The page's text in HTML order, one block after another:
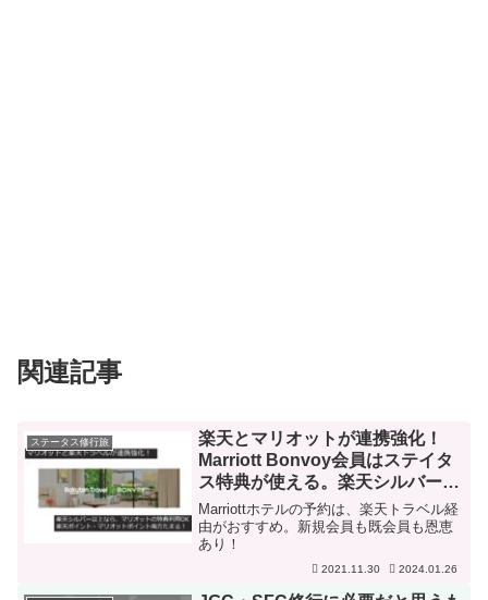
関連記事
ステータス修行旅
楽天とマリオットが連携強化！
Marriott Bonvoy会員はステイタ
ス特典が使える。楽天シルバー会
員以上ならマリオット会員レート
で予約OK！
Marriottホテルの予約は、楽天トラベル経
由がおすすめ。新規会員も既会員も恩恵
あり！
2021.11.30 2024.01.26